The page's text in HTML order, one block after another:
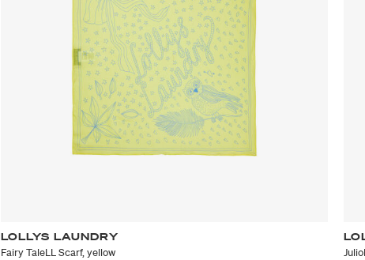
LOLLYS LAUNDRY
Fairy TaleLL Scarf, yellow